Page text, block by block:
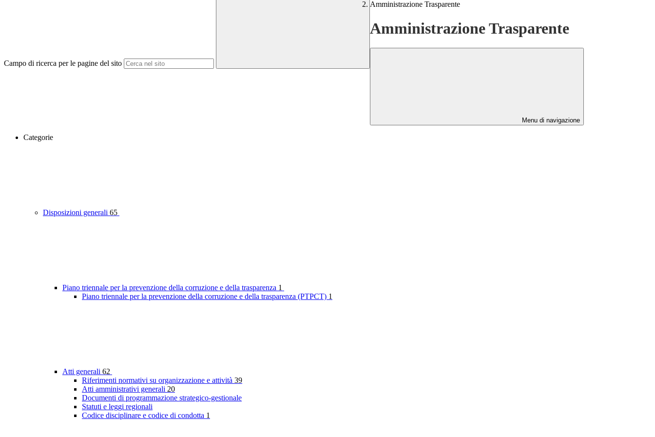
Campo di ricerca per le pagine del sito
Amministrazione Trasparente
Amministrazione Trasparente
Menu di navigazione
Categorie
Disposizioni generali 65
Piano triennale per la prevenzione della corruzione e della trasparenza 1
Piano triennale per la prevenzione della corruzione e della trasparenza (PTPCT) 1
Atti generali 62
Riferimenti normativi su organizzazione e attività 39
Atti amministrativi generali 20
Documenti di programmazione strategico-gestionale
Statuti e leggi regionali
Codice disciplinare e codice di condotta 1